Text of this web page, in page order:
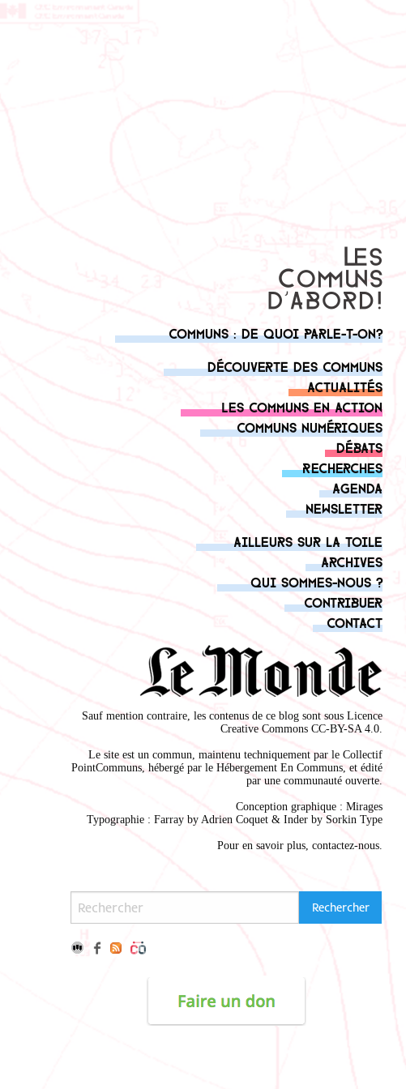
Communs : de quoi parle-t-on?
Découverte des communs
Actualités
Les communs en action
Communs numériques
Débats
Recherches
Agenda
Newsletter
Ailleurs sur la toile
Archives
Qui sommes-nous ?
Contribuer
Contact
Sauf mention contraire, les contenus de ce blog sont sous Licence
Creative Commons CC-BY-SA 4.0.
Le site est un commun, maintenu techniquement par le Collectif
PointCommuns, hébergé par le Hébergement En Communs, et édité
par une communauté ouverte.
Conception graphique : Mirages
Typographie : Farray by Adrien Coquet & Inder by Sorkin Type
Pour en savoir plus, contactez-nous.